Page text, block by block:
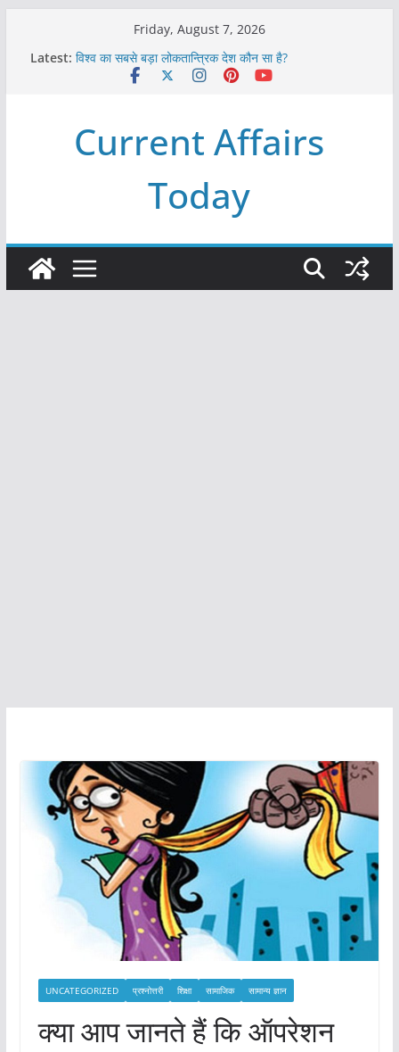
Friday, August 7, 2026
Latest: विश्व का सबसे बड़ा लोकतान्त्रिक देश कौन सा है?
Refeeding Syndrome and its Management
विश्व में कितने प्रकार के शासन होते है?
Current Affairs
Today
UNCATEGORIZED प्रश्नोत्तरी शिक्षा सामाजिक सामान्य ज्ञान
क्या आप जानते हैं कि ऑपरेशन